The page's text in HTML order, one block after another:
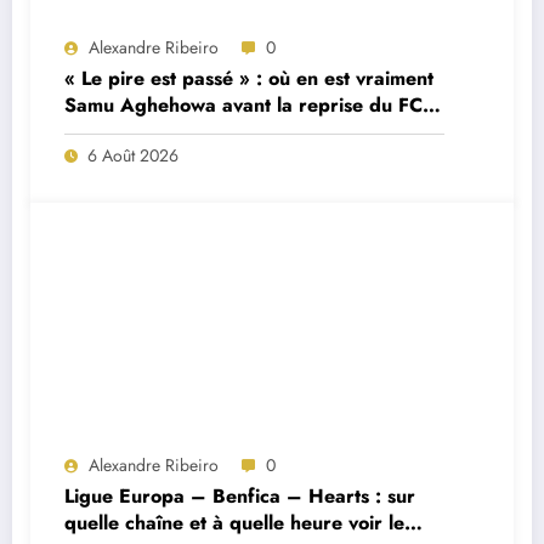
Alexandre Ribeiro 0
« Le pire est passé » : où en est vraiment
Samu Aghehowa avant la reprise du FC
Porto ?
6 Août 2026
Alexandre Ribeiro 0
Ligue Europa – Benfica – Hearts : sur
quelle chaîne et à quelle heure voir le